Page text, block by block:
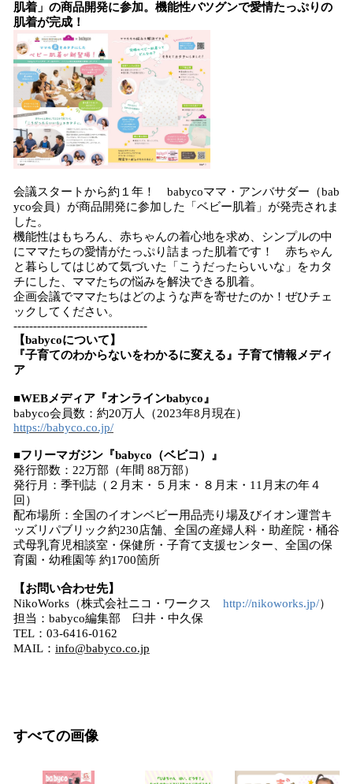
肌着」の商品開発に参加。機能性バツグンで愛情たっぷりの
肌着が完成！
会議スタートから約１年！ babycoママ・アンバサダー（bab
yco会員）が商品開発に参加した「ベビー肌着」が発売されま
した。
機能性はもちろん、赤ちゃんの着心地を求め、シンプルの中
にママたちの愛情がたっぷり詰まった肌着です！ 赤ちゃん
と暮らしてはじめて気づいた「こうだったらいいな」をカタ
チにした、ママたちの悩みを解決できる肌着。
企画会議でママたちはどのような声を寄せたのか！ぜひチェ
ックしてください。
----------------------------------
【babycoについて】
『子育てのわからないをわかるに変える』子育て情報メディ
ア
■WEBメディア『オンラインbabyco』
babyco会員数：約20万人（2023年8月現在）
https://babyco.co.jp/
■フリーマガジン『babyco（ベビコ）』
発行部数：22万部（年間 88万部）
発行月：季刊誌（２月末・５月末・８月末・11月末の年４
回）
配布場所：全国のイオンベビー用品売り場及びイオン運営キ
ッズリパブリック約230店舗、全国の産婦人科・助産院・桶谷
式母乳育児相談室・保健所・子育て支援センター、全国の保
育園・幼稚園等 約1700箇所
【お問い合わせ先】
NikoWorks（株式会社ニコ・ワークス http://nikoworks.jp/）
担当：babyco編集部 臼井・中久保
TEL：03-6416-0162
MAIL： info@babyco.co.jp
すべての画像